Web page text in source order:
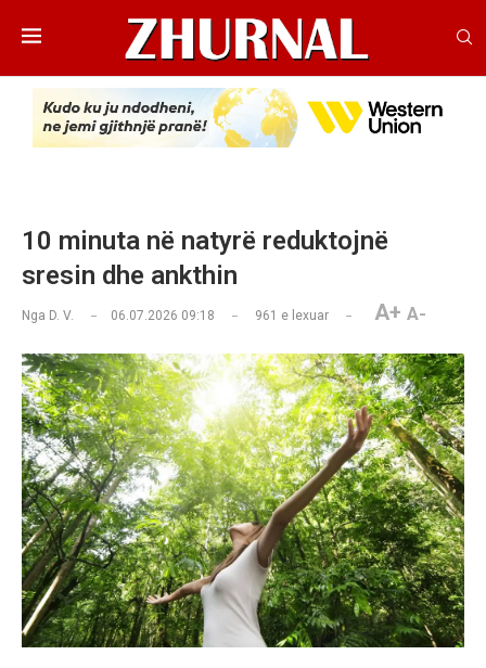
10 minuta në natyrë reduktojnë
sresin dhe ankthin
Nga D. V. 06.07.2026 09:18 961 e lexuar A+ A-